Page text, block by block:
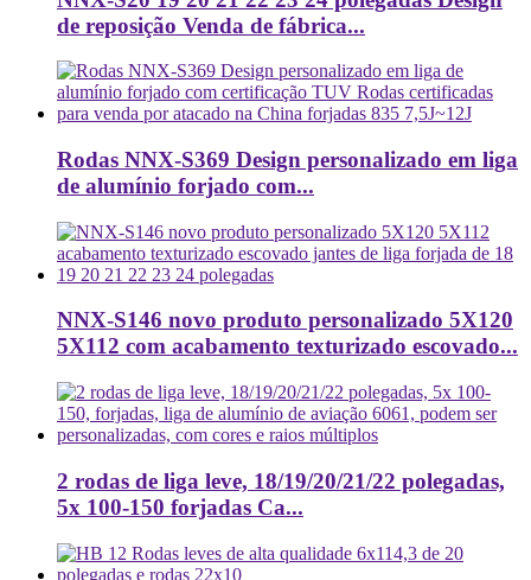
de reposição Venda de fábrica...
Rodas NNX-S369 Design personalizado em liga
de alumínio forjado com...
NNX-S146 novo produto personalizado 5X120
5X112 com acabamento texturizado escovado...
2 rodas de liga leve, 18/19/20/21/22 polegadas,
5x 100-150 forjadas Ca...